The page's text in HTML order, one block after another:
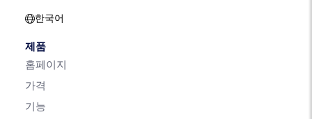
한국어
제품
홈페이지
가격
기능